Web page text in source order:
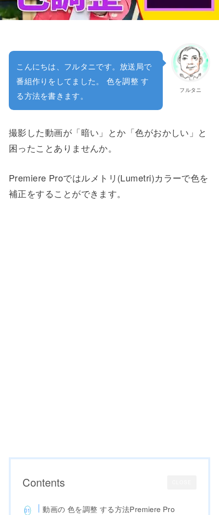
フルタニ
こんにちは、フルタニです。放送局で
番組作りをしてました。 色を調整 す
る方法を書きます。
撮影した動画が「暗い」とか「色がおかしい」と
困ったことありませんか。
Premiere Proではルメトリ(Lumetri)カラーで色を
補正をすることができます。
Contents
動画の 色を調整 する方法Premiere Pro